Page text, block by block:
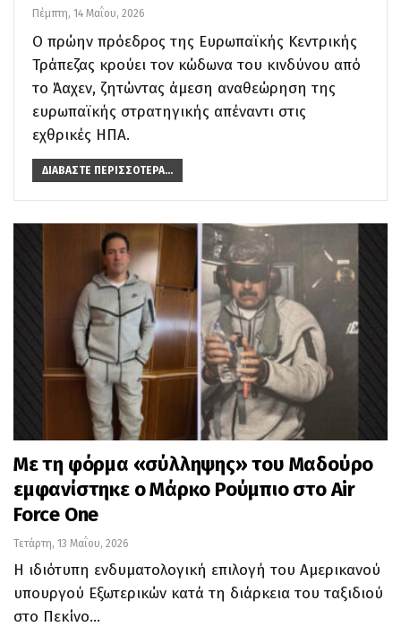
Πέμπτη, 14 Μαΐου, 2026
Ο πρώην πρόεδρος της Ευρωπαϊκής Κεντρικής
Τράπεζας κρούει τον κώδωνα του κινδύνου από
το Άαχεν, ζητώντας άμεση αναθεώρηση της
ευρωπαϊκής στρατηγικής απέναντι στις
εχθρικές ΗΠΑ.
ΔΙΑΒΆΣΤΕ ΠΕΡΙΣΣΌΤΕΡΑ...
Με τη φόρμα «σύλληψης» του Μαδούρο
εμφανίστηκε ο Μάρκο Ρούμπιο στο Air
Force One
Τετάρτη, 13 Μαΐου, 2026
Η ιδιότυπη ενδυματολογική επιλογή του Αμερικανού
υπουργού Εξωτερικών κατά τη διάρκεια του ταξιδιού
στο Πεκίνο…